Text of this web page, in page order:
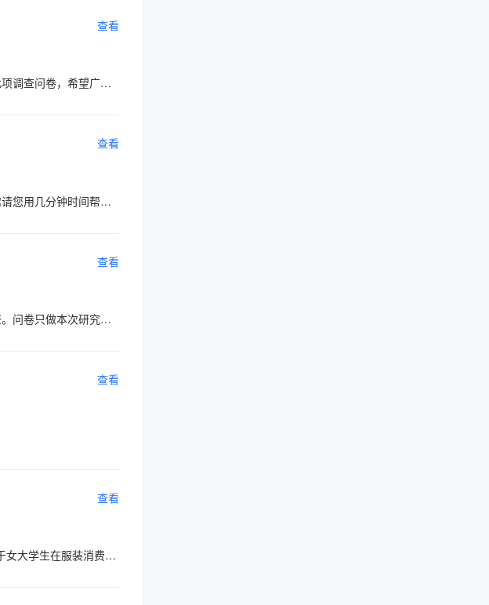
查看
为了了解华大学生的服装消费情况，并做出科学的分析，我们特制定此项调查问卷，希望广大同学积极参与，谢谢。
查看
您好，我们正在进行一项关于大学生服装消费与金钱认知的调查，想邀请您用几分钟时间帮忙填答这份问卷。本问卷实行匿名制，所有数据只用于统计分析， 请您放心填写。题目选项无对错之分，请您按自己的实际情况填写。谢谢您的帮助。
查看
大家好，我们是长峙海院的学生，正在做一项有关服装消费的社会调查。问卷只做本次研究之用，请您放心作答。
查看
查看
亲爱的同学： 您好！欢迎参加此次问卷调查。本问卷是一项关于女大学生在服装消费决策风格方面的调查，因此，调查对象仅限女大学生。调查结果仅供科学研究使用，请认真做答，我们会对您的个人信息和回答结果绝对保密。 本问卷共分两个部分，问卷 A 是个人信息；问卷 B 是《大学女生服装消费决策风格量表》；问卷C是《女大学生服装消费动机问卷量表》；请注意不要有遗漏。 感谢您的支持和配合！